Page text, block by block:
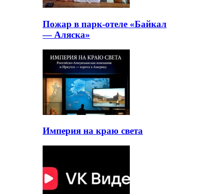
Пожар в парк-отеле «Байкал
— Аляска»
Империя на краю света